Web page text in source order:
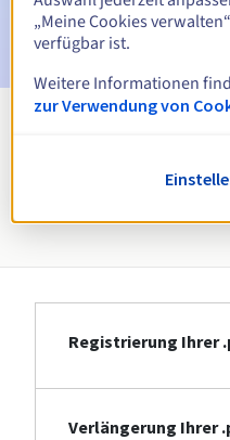
E-Mail nach Ablauf der
Benachrichtigung über die
Registrierung Ihrer
Verlängerung Ihrer
„Meine Cookies
verfügbar ist.
Weitere Informationen
zur Verwendung von